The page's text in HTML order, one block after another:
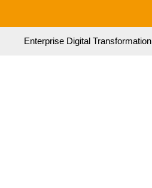
Enterprise Digital Transformation